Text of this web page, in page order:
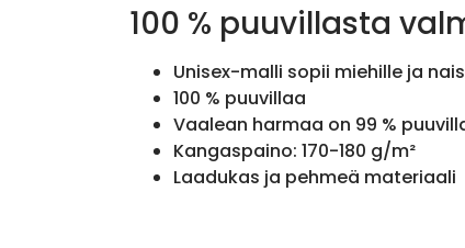
100 % puuvillasta
Unisex-malli sopii miehille ja
100 % puuvillaa
Vaalean harmaa on 99 %
Kangaspaino: 170-180 g/m²
Laadukas ja pehmeä materiaali